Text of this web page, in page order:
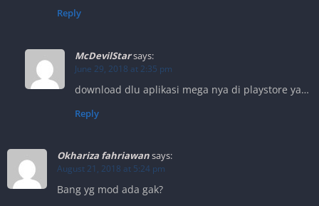
Reply
McDevilStarsays:
June 29, 2018 at 2:35 pm
download dlu aplikasi mega nya di playstore ya…
Reply
Okhariza fahriawansays:
August 21, 2018 at 5:24 pm
Bang yg mod ada gak?